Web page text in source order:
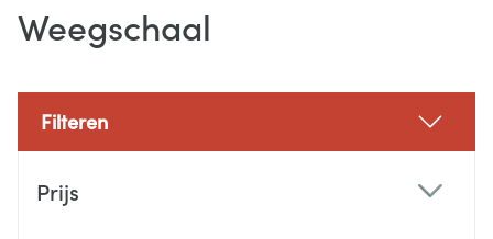
Weegschaal
Filteren
Prijs